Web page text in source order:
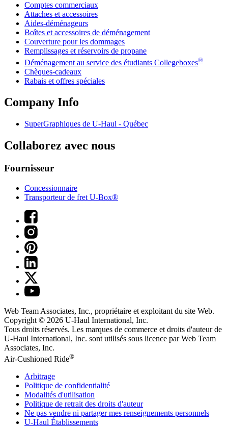
Comptes commerciaux
Attaches et accessoires
Aides-déménageurs
Boîtes et accessoires de déménagement
Couverture pour les dommages
Remplissages et réservoirs de propane
Déménagement au service des étudiants Collegeboxes®
Chèques-cadeaux
Rabais et offres spéciales
Company Info
SuperGraphiques de U-Haul - Québec
Collaborez avec nous
Fournisseur
Concessionnaire
Transporteur de fret U-Box®
Web Team Associates, Inc., propriétaire et exploitant du site Web.
Copyright © 2026 U-Haul International, Inc.
Tous droits réservés. Les marques de commerce et droits d'auteur de
U-Haul International, Inc. sont utilisés sous licence par Web Team
Associates, Inc.
Air-Cushioned Ride®
Arbitrage
Politique de confidentialité
Modalités d'utilisation
Politique de retrait des droits d'auteur
Ne pas vendre ni partager mes renseignements personnels
U-Haul Établissements